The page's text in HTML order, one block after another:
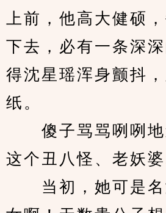
上前，他高大健硕
下去，必有一条深
得沈星瑶浑身颤抖
纸。
傻子骂骂咧咧地
这个丑八怪、老妖
当初，她可是名